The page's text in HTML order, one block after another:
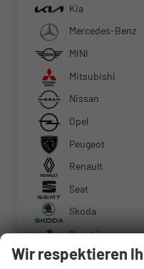
Kia
Mercedes-Benz
MINI
Mitsubishi
Nissan
Opel
Peugeot
Renault
Seat
Skoda
Suzuki
Tesla
Wir respektieren